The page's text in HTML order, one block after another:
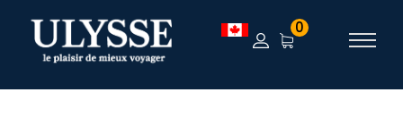
TEST 0